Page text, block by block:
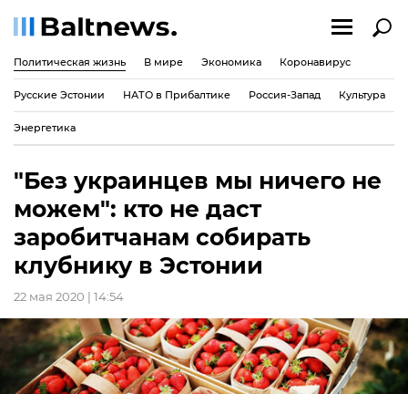
Политическая жизнь В мире Экономика Коронавирус
Русские Эстонии НАТО в Прибалтике Россия-Запад Культура
Энергетика
"Без украинцев мы ничего не
можем": кто не даст
заробитчанам собирать
клубнику в Эстонии
22 мая 2020 | 14:54